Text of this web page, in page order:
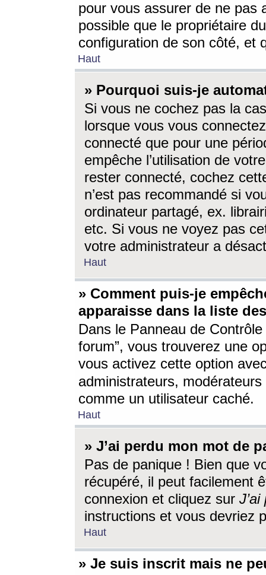
pour vous assurer de ne pas
possible que le propriétaire
configuration de son côté, et
Haut
» Pourquoi suis-je
Si vous ne cochez pas la
lorsque vous vous
connecté que pour une
empêche l’utilisation de
rester connecté, cochez
n’est pas recommandé si
ordinateur partagé, ex.
etc. Si vous ne voyez pas
votre administrateur a
Haut
» Comment puis-je
apparaisse dans la liste
Dans le Panneau de
forum”, vous trouverez une
vous activez cette option
administrateurs,
comme un utilisateur caché.
Haut
» J’ai perdu mon mot de
Pas de panique ! Bien que
récupéré, il peut facilement
connexion et cliquez sur
instructions et vous devriez
Haut
» Je suis inscrit mais ne